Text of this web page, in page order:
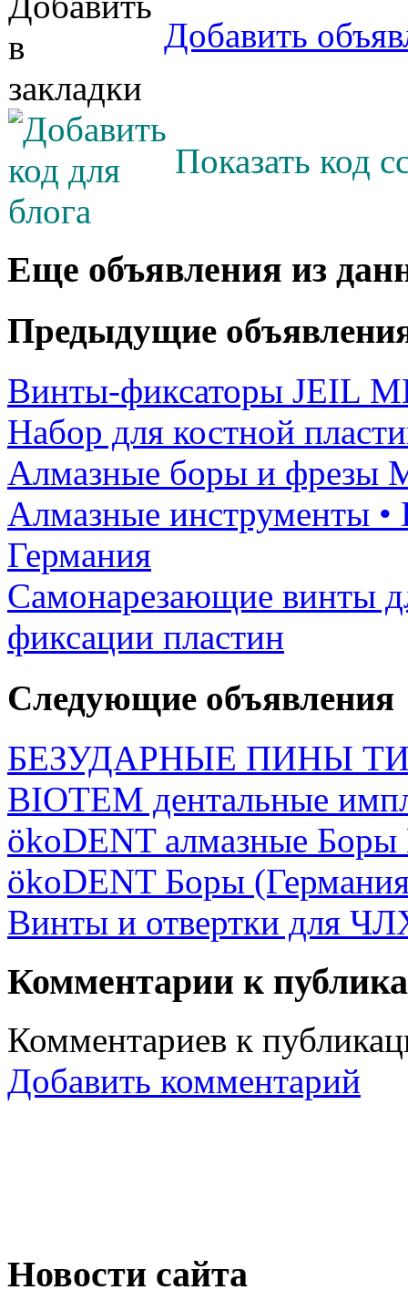
Добавить
Показать код
Еще объявления из
Предыдущие
Винты-фиксаторы JEIL
Набор для костной
Алмазные боры и фрезы
Алмазные инструменты
Германия
Самонарезающие винты
фиксации пластин
Следующие объявления
БЕЗУДАРНЫЕ ПИНЫ
BIOTEM дентальные
ökoDENT алмазные Боры
ökoDENT Боры
Винты и отвертки для
Комментарии к
Комментариев к
Добавить комментарий
Новости сайта